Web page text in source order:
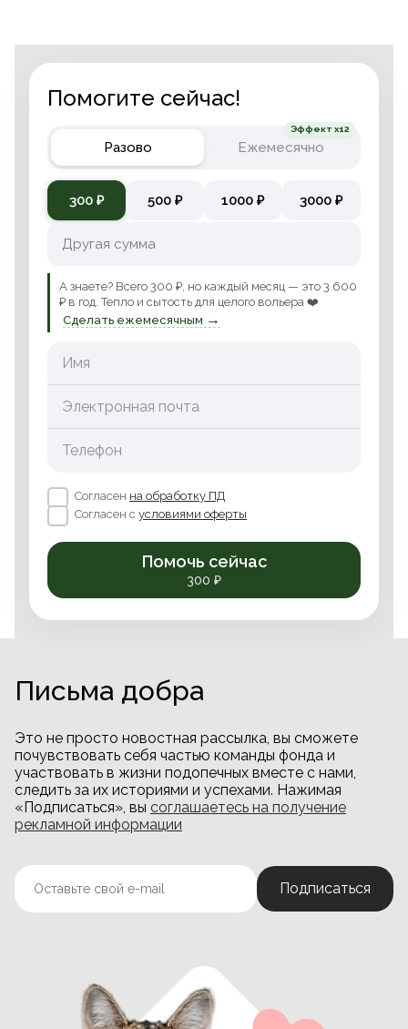
Помогите сейчас!
Разово Ежемесячно
Эффект x12
300 ₽ 500 ₽ 1000 ₽ 3000 ₽
А знаете? Всего 300 ₽, но каждый месяц — это 3 600
₽ в год. Тепло и сытость для целого вольера ❤️
Сделать ежемесячным →
Имя
Электронная почта
Телефон
Согласен на обработку ПД
Согласен с условиями оферты
Помочь сейчас
300 ₽
Письма добра
Это не просто новостная рассылка, вы сможете
почувствовать себя частью команды фонда и
участвовать в жизни подопечных вместе с нами,
следить за их историями и успехами. Нажимая
«Подписаться», вы соглашаетесь на получение
рекламной информации